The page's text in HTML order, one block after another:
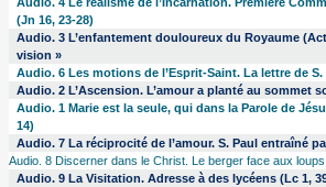
(Jn 16, 23-28)
Audio. 3 L’enfantement douloureux du Royaume
vision »
Audio. 6 Les motions de l’Esprit-Saint. La lettre de S.
Audio. 2 L’Ascension. L’amour a planté au sommet
Audio. 1 Marie est la seule, qui dans la Parole de
14)
Audio. 7 La réciprocité de l’amour. S. Paul entraîné
Audio. 8 Discerner dans le Christ. Le berger face aux
Audio. 9 La Visitation. Adresse à des lycéens (Lc 1,